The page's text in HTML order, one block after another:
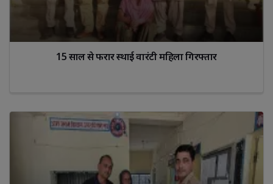
15 साल से फरार स्थाई वारंटी महिला गिरफ्तार